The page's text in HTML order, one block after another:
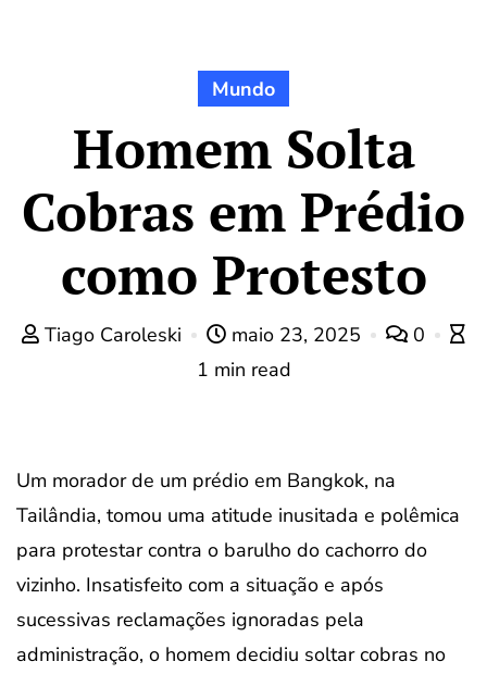
Mundo
Homem Solta
Cobras em Prédio
como Protesto
Tiago Caroleski maio 23, 2025
0
1 min read
Um morador de um prédio em Bangkok, na
Tailândia, tomou uma atitude inusitada e polêmica
para protestar contra o barulho do cachorro do
vizinho. Insatisfeito com a situação e após
sucessivas reclamações ignoradas pela
administração, o homem decidiu soltar cobras no